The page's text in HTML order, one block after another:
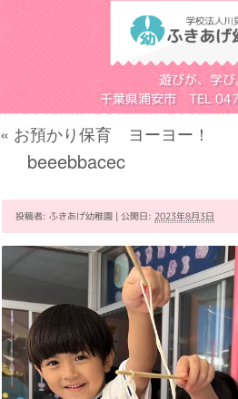
遊びが、学び
千葉県浦安市 TEL
« お預かり保育 ヨーヨー！
beeebbacec
投稿者: ふきあげ幼稚園 | 公開日: 2023年8月3日